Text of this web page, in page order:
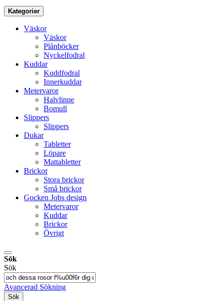
Kategorier
Väskor
Väskor
Plånböcker
Nyckelfodral
Kuddar
Kuddfodral
Innerkuddar
Metervaror
Halvlinne
Bomull
Slippers
Slippers
Dukar
Tabletter
Löpare
Mattabletter
Brickor
Stora brickor
Små brickor
Gocken Jobs design
Metervaror
Kuddar
Brickor
Övrigt
Sök
Sök
Avancerad Sökning
Sök